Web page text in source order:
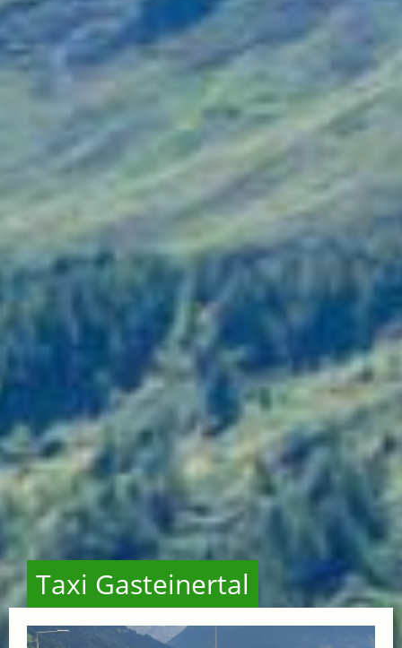
Taxi Gasteinertal